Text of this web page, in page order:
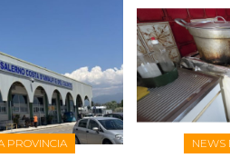
PROVINCIA NEWS